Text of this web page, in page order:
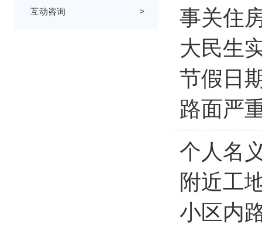
互动咨询 >
事关住
大民生
节假日
路面严
个人名
附近工
小区内